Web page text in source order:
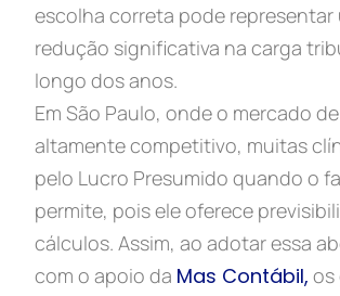
escolha correta pode representar
redução significativa na carga
longo dos anos.
Em São Paulo, onde o mercado
altamente competitivo, muitas
pelo Lucro Presumido quando o
permite, pois ele oferece
cálculos. Assim, ao adotar essa
com o apoio da Mas Contábil, os